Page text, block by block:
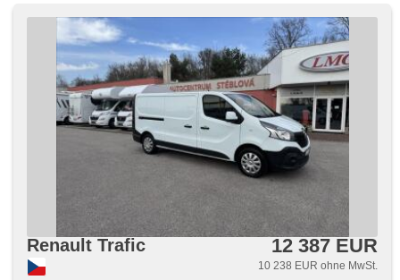
Renault Trafic 12 387 EUR
10 238 EUR ohne MwSt.